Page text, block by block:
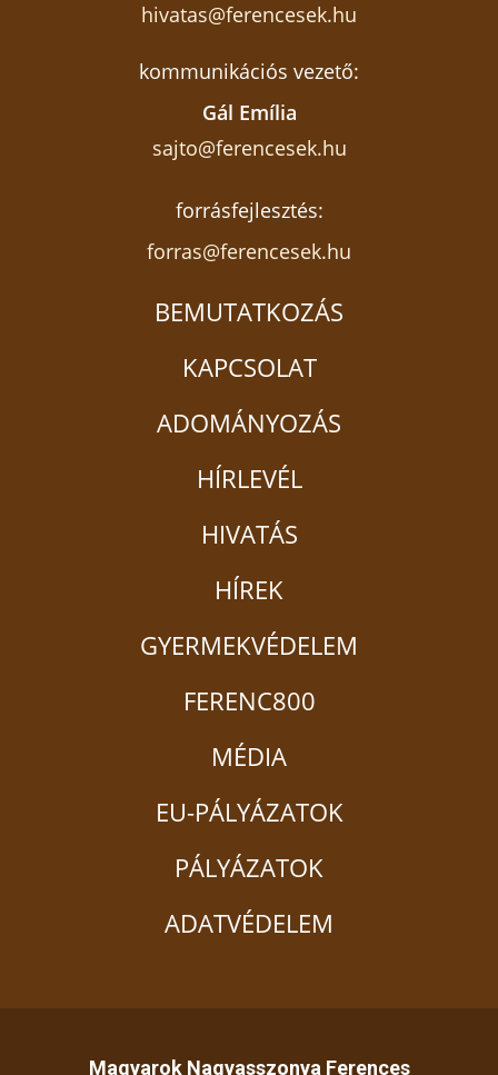
hivatas@ferencesek.hu
kommunikációs vezető:
Gál Emília
sajto@ferencesek.hu
forrásfejlesztés:
forras@ferencesek.hu
BEMUTATKOZÁS
KAPCSOLAT
ADOMÁNYOZÁS
HÍRLEVÉL
HIVATÁS
HÍREK
GYERMEKVÉDELEM
FERENC800
MÉDIA
EU-PÁLYÁZATOK
PÁLYÁZATOK
ADATVÉDELEM
Magyarok Nagyasszonya Ferences